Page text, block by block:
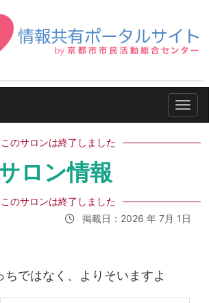
ナビ
このサロンは終了しました
ロン情報
このサロンは終了しました
掲載日：2026 年 7月 1日
ちではなく、よりそいますよ